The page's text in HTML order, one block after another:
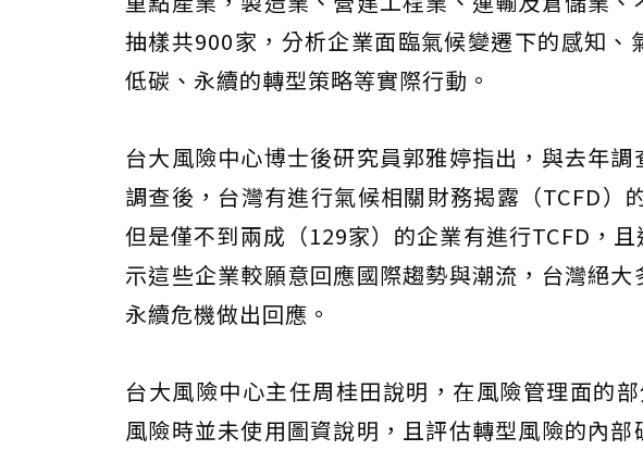
抽樣共900家，分析企業面臨氣候變遷下的感知、
低碳、永續的轉型策略等實際行動。
台大風險中心博士後研究員郭雅婷指出，與去年
調查後，台灣有進行氣候相關財務揭露（TCFD）
但是僅不到兩成（129家）的企業有進行TCFD，
示這些企業較願意回應國際趨勢與潮流，台灣絕
永續危機做出回應。
台大風險中心主任周桂田說明，在風險管理面的
風險時並未使用圖資說明，且評估轉型風險的內